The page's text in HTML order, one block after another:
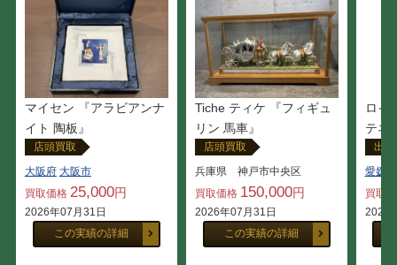
マイセン 『アラビアンナ
イト 陶板』
店頭買取
大阪府 大阪市
買取価格 25,000円
2026年07月31日
この実績の詳細
Tiche ティケ 『フィギュ
リン 馬車』
店頭買取
兵庫県 神戸市中央区
買取価格 150,000円
2026年07月31日
この実績の詳細
ロイ
テネ
出
愛媛県
買取
2026